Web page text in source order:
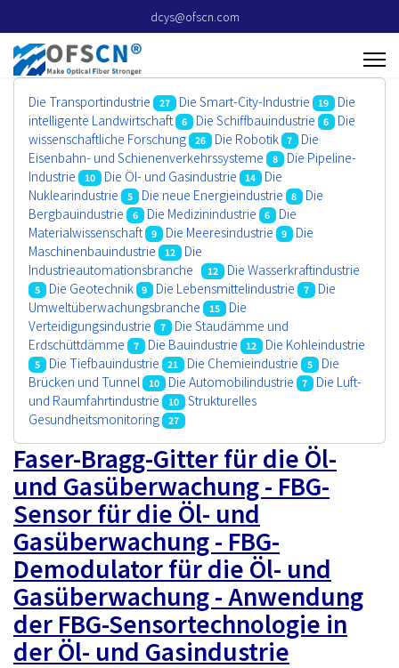
dcys@ofscn.com
Die Transportindustrie 27 Die Smart-City-Industrie 19
Die
intelligente Landwirtschaft
6 Die Schiffbauindustrie 6
Die
wissenschaftliche Forschung
26 Die Robotik 7
Die
Eisenbahn- und Schienenverkehrssysteme
8
Die Pipeline-
Industrie
10 Die Öl- und Gasindustrie 14
Die
Nuklearindustrie
5 Die neue Energieindustrie 8
Die
Bergbauindustrie
6 Die Medizinindustrie 6
Die
Materialwissenschaft 9 Die Meeresindustrie 9
Die
Maschinenbauindustrie
12
Die
Industrieautomationsbranche
12 Die Wasserkraftindustrie
5 Die Geotechnik 9 Die Lebensmittelindustrie 7
Die
Umweltüberwachungsbranche
15
Die
Verteidigungsindustrie
7
Die Staudämme und
Erdschüttdämme
7 Die Bauindustrie 12 Die Kohleindustrie
5 Die Tiefbauindustrie 21 Die Chemieindustrie 5
Die
Brücken und Tunnel
10 Die Automobilindustrie 7
Die Luft-
und Raumfahrtindustrie
10
Strukturelles
Gesundheitsmonitoring
27
Faser-Bragg-Gitter für die Öl-
und Gasüberwachung - FBG-
Sensor für die Öl- und
Gasüberwachung - FBG-
Demodulator für die Öl- und
Gasüberwachung - Anwendung
der FBG-Sensortechnologie in
der Öl- und Gasindustrie